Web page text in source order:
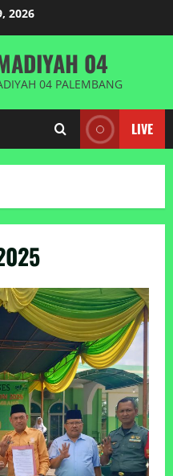
2026
04
04 PALEMBANG
LIVE